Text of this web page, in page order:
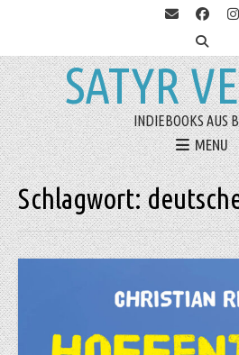
SATYR
INDIEBOOKS AUS
MENU
Schlagwort: